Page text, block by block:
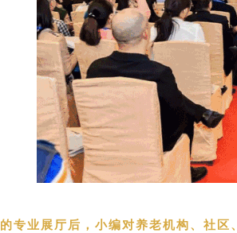
的专业展厅后，小编对养老机构、社